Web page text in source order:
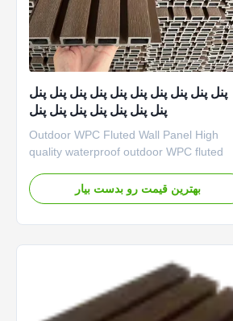
پنل پنل پنل پنل پنل پنل پنل پنل پنل پنل
پنل پنل پنل پنل پنل پنل پنل
Outdoor WPC Fluted Wall Panel High
quality waterproof outdoor WPC fluted
applications and composite outdoor
installations. Exceptional Performance
بهترین قیمت رو بدست بیار